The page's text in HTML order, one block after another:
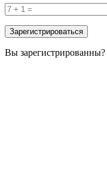
Вы зарегистрированны?